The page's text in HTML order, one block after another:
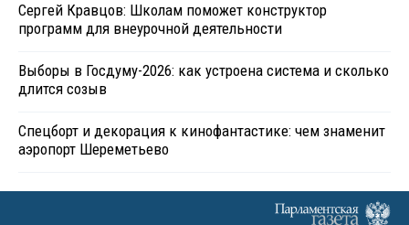
Сергей Кравцов: Школам поможет конструктор
программ для внеурочной деятельности
Выборы в Госдуму-2026: как устроена система и сколько
длится созыв
Спецборт и декорация к кинофантастике: чем знаменит
аэропорт Шереметьево